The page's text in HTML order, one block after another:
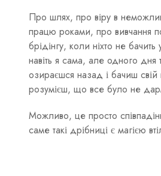
Про шлях, про віру в
працю роками, про вивчання
брідінгу, коли ніхто не бачить
навіть я сама, але одного дня
озираєшся назад і бачиш свій
розумієш, що все було не
Можливо, це просто
саме такі дрібниці є магією